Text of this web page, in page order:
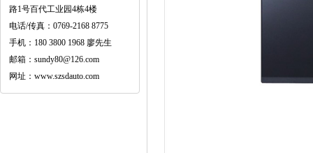
路1号百代工业园4栋4楼
电话/传真：0769-2168 8775
手机：180 3800 1968 廖先生
邮箱：sundy80@126.com
网址：www.szsdauto.com